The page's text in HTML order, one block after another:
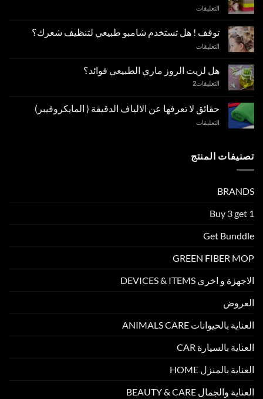
التعليقاتعلى
المايكروفيبر
مغلقة
توقف ! هل تستخدم شامبو طبيعي لتنظيف شعرك؟
التعليقاتعلى
هل
تستخدم
طبيعي
لتنظيف
شعرك؟
هل لزيت الروز ماري الطبيعي فوائد؟
التعليقات2
حقائق لا تعرفها عن الالياف الدقيقة ( المايكروفيبر)
التعليقاتعلى
عن
تصنيفات المنتج
BRANDS
Buy 3 get 1
Get Bunddle
GREEN FIBER MOP
الاجهزة و اخري DEVICES & ITEMS
العروض
العناية بالحيوانات ANIMALS CARE
العناية بالسيارة CAR
العناية بالمنزل HOME
العناية والجمال BEAUTY & CARE